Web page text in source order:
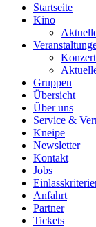
Startseite
Kino
Gruppen
Übersicht
Über uns
Service &
Kneipe
Newsletter
Kontakt
Jobs
Anfahrt
Partner
Tickets